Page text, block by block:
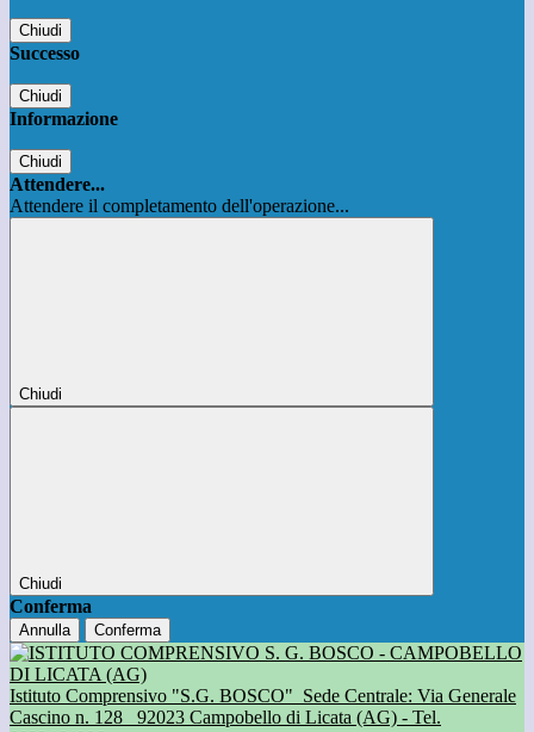
Chiudi
Successo
Chiudi
Informazione
Chiudi
Attendere...
Attendere il completamento dell'operazione...
Chiudi
Chiudi
Conferma
Annulla Conferma
Istituto Comprensivo "S.G. BOSCO" Sede Centrale: Via Generale
Cascino n. 128
92023 Campobello di Licata (AG) - Tel.